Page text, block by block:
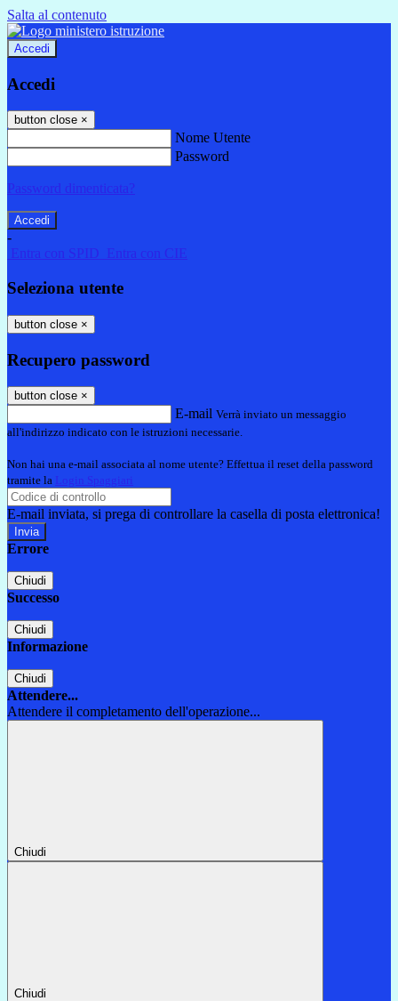
Salta al contenuto
Accedi
Accedi
button close ×
Nome Utente
Password
Password dimenticata?
-
Entra con SPID
Entra con CIE
Seleziona utente
button close ×
Recupero password
button close ×
E-mail Verrà inviato un messaggio
all'indirizzo indicato con le istruzioni necessarie.
Non hai una e-mail associata al nome utente? Effettua il reset della password
tramite la Login Spaggiari
E-mail inviata, si prega di controllare la casella di posta elettronica!
Errore
Chiudi
Successo
Chiudi
Informazione
Chiudi
Attendere...
Attendere il completamento dell'operazione...
Chiudi
Chiudi